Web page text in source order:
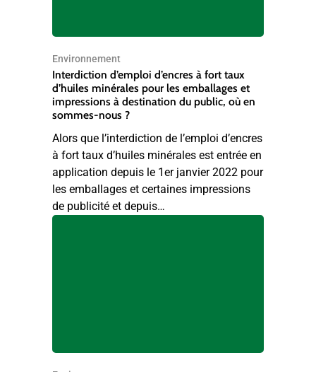
Environnement
Interdiction d’emploi d’encres à fort taux
d’huiles minérales pour les emballages et
impressions à destination du public, où en
sommes-nous ?
Alors que l’interdiction de l’emploi d’encres
à fort taux d’huiles minérales est entrée en
application depuis le 1er janvier 2022 pour
les emballages et certaines impressions
de publicité et depuis…